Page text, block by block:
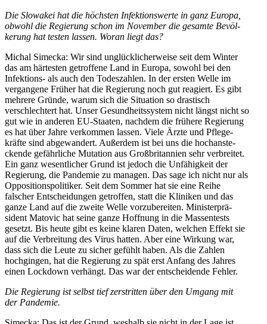
Die Slowakei hat die höchsten Infek­ti­ons­werte in ganz Europa,
obwohl die Regierung schon im November die gesamte Bevöl­
kerung hat testen lassen. Woran liegt das?
Michal Simecka: Wir sind unglück­li­cher­weise seit dem Winter
das am härtesten getroffene Land in Europa, sowohl bei den
Infek­tions- als auch den Todes­zahlen. In der ersten Welle im
vergangene Früher hat die Regierung noch gut reagiert. Es gibt
mehrere Gründe, warum sich die Situation so drastisch
verschlechtert hat. Unser Gesund­heits­system nicht längst nicht so
gut wie in anderen EU-Staaten, nachdem die frühere Regierung
es hat über Jahre verkommen lassen. Viele Ärzte und Pflege­
kräfte sind abgewandert. Außerdem ist bei uns die hochan­ste­
ckende gefähr­liche Mutation aus Großbri­tannien sehr verbreitet.
Ein ganz wesent­licher Grund ist jedoch die Unfähigkeit der
Regierung, die Pandemie zu managen. Das sage ich nicht nur als
Opposi­ti­ons­po­li­tiker. Seit dem Sommer hat sie eine Reihe
falscher Entschei­dungen getroffen, statt die Kliniken und das
ganze Land auf die zweite Welle vorzu­be­reiten. Minis­ter­prä­
sident Matovic hat seine ganze Hoffnung in die Massen­tests
gesetzt. Bis heute gibt es keine klaren Daten, welchen Effekt sie
auf die Verbreitung des Virus hatten. Aber eine Wirkung war,
dass sich die Leute zu sicher gefühlt haben. Als die Zahlen
hochgingen, hat die Regierung zu spät erst Anfang des Jahres
einen Lockdown verhängt. Das war der entschei­dende Fehler.
Die Regierung ist selbst tief zerstritten über den Umgang mit
der Pandemie.